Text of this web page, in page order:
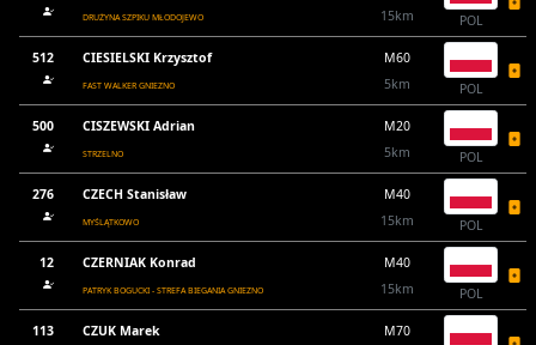
DRUŻYNA SZPIKU MŁODOJEWO
15km
POL
512 CIESIELSKI Krzysztof
FAST WALKER GNIEZNO
M60
5km
POL
500 CISZEWSKI Adrian
STRZELNO
M20
5km
POL
276 CZECH Stanisław
MYŚLĄTKOWO
M40
15km
POL
12 CZERNIAK Konrad
PATRYK BOGUCKI - STREFA BIEGANIA GNIEZNO
M40
15km
POL
113 CZUK Marek
M70